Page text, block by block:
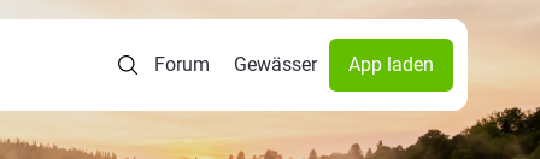
Forum Gewässer App laden